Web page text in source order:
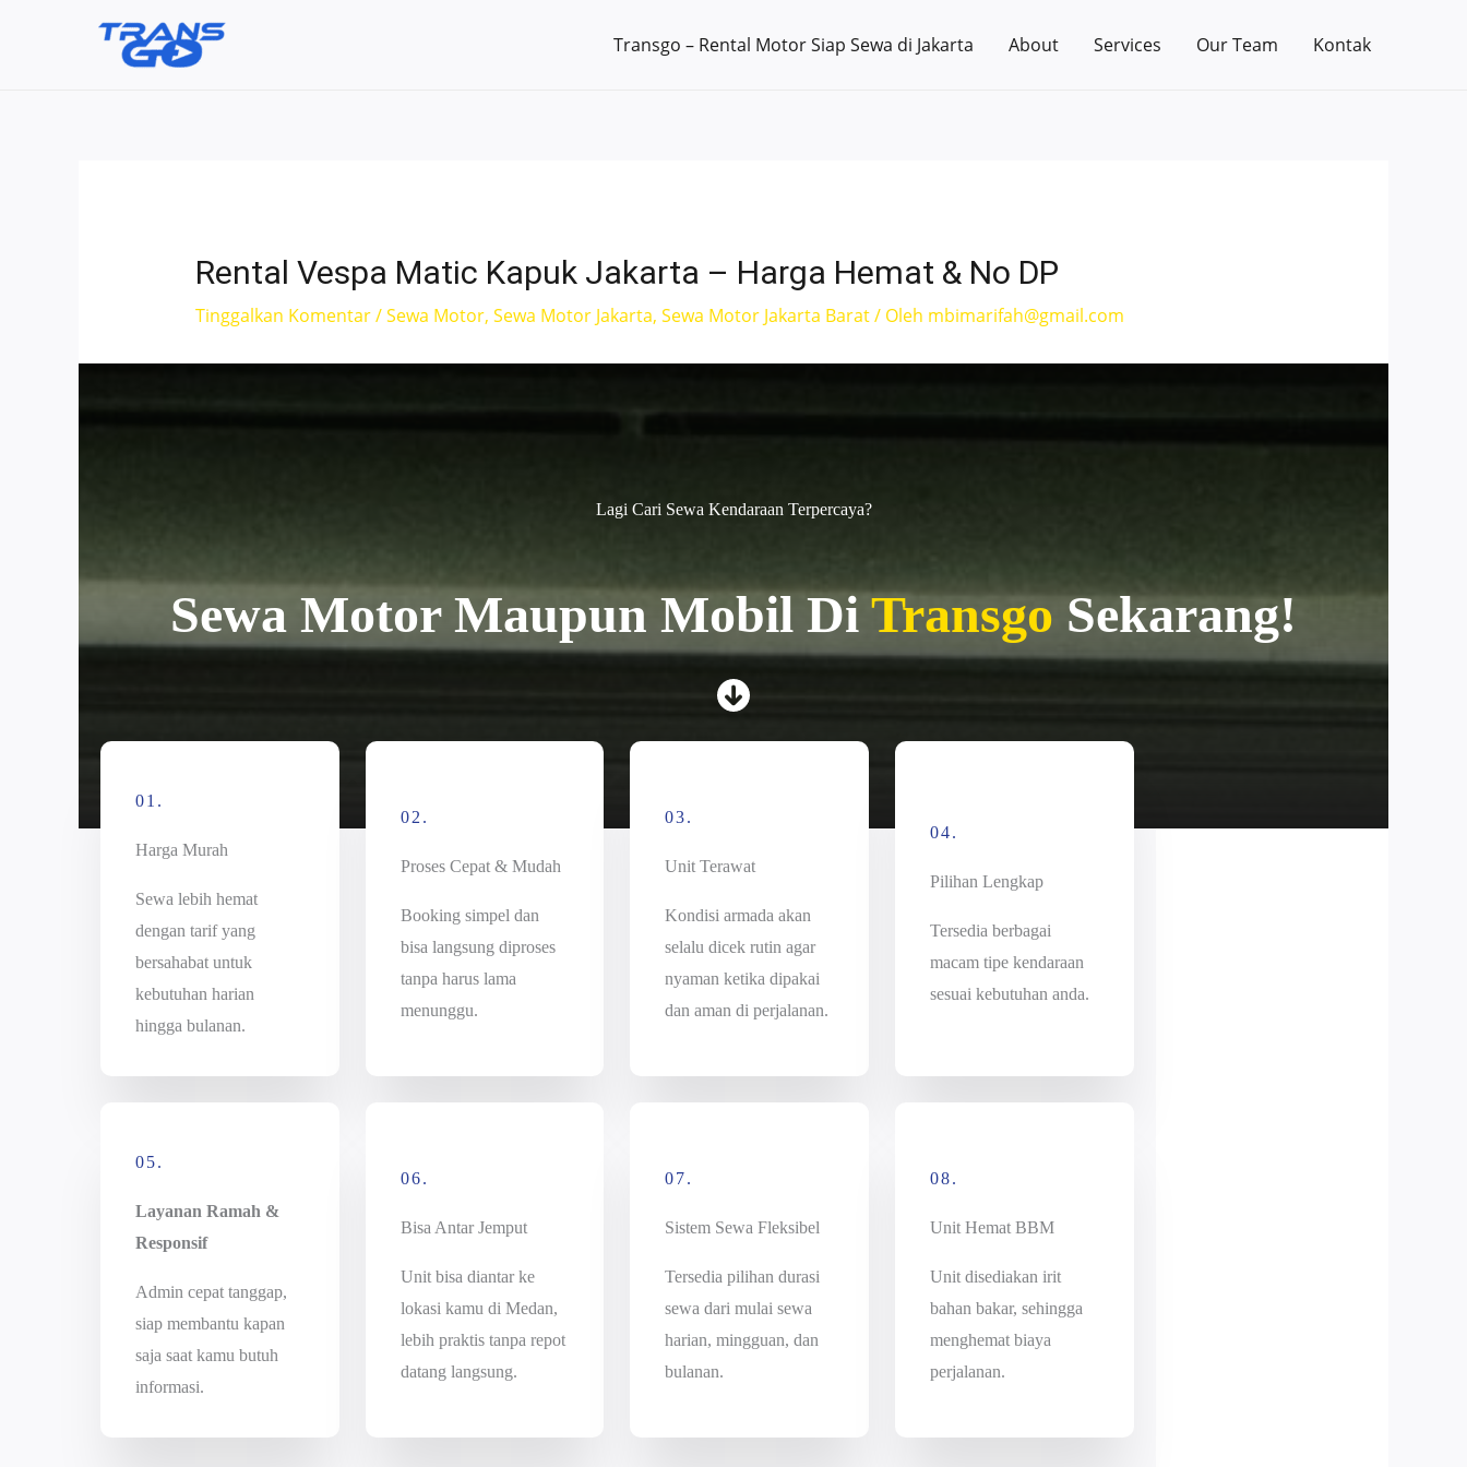
Transgo – Rental Motor Siap Sewa di Jakarta About Services Our Team Kontak
Rental Vespa Matic Kapuk Jakarta – Harga Hemat & No DP
Tinggalkan Komentar/Sewa Motor, Sewa Motor Jakarta, Sewa Motor Jakarta Barat/ Oleh mbimarifah@gmail.com
Lagi Cari Sewa Kendaraan Terpercaya?
Sewa Motor Maupun Mobil Di Transgo Sekarang!
01.
Harga Murah
Sewa lebih hemat
dengan tarif yang
bersahabat untuk
kebutuhan harian
hingga bulanan.
02.
Proses Cepat & Mudah
Booking simpel dan
bisa langsung diproses
tanpa harus lama
menunggu.
03.
Unit Terawat
Kondisi armada akan
selalu dicek rutin agar
nyaman ketika dipakai
dan aman di perjalanan.
04.
Pilihan Lengkap
Tersedia berbagai
macam tipe kendaraan
sesuai kebutuhan anda.
05.
Layanan Ramah &
Responsif
Admin cepat tanggap,
siap membantu kapan
saja saat kamu butuh
informasi.
06.
Bisa Antar Jemput
Unit bisa diantar ke
lokasi kamu di Medan,
lebih praktis tanpa repot
datang langsung.
07.
Sistem Sewa Fleksibel
Tersedia pilihan durasi
sewa dari mulai sewa
harian, mingguan, dan
bulanan.
08.
Unit Hemat BBM
Unit disediakan irit
bahan bakar, sehingga
menghemat biaya
perjalanan.